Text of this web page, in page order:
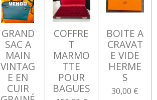
GRAND
SAC A
MAIN
VINTAG
E EN
CUIR
COFFRE
T
MARMO
TTE
POUR
BAGUES
BOITE A
CRAVAT
E VIDE
HERME
S
30,00 €